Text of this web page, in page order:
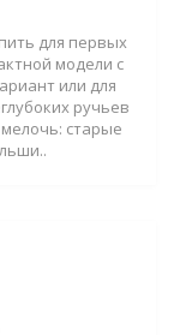
для первых
модели с
или для
ручьев
старые